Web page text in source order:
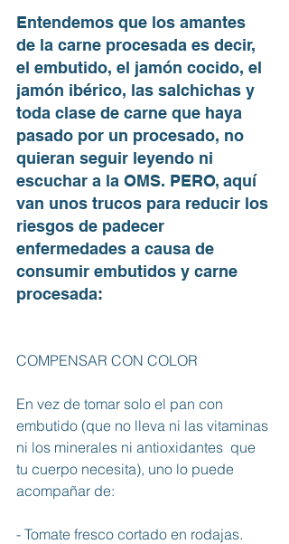
Entendemos que los amantes
de la carne procesada es decir,
el embutido, el jamón cocido, el
jamón ibérico, las salchichas y
toda clase de carne que haya
pasado por un procesado, no
quieran seguir leyendo ni
escuchar a la OMS. PERO, aquí
van unos trucos para reducir los
riesgos de padecer
enfermedades a causa de
consumir embutidos y carne
procesada:
COMPENSAR CON COLOR
En vez de tomar solo el pan con
embutido (que no lleva ni las vitaminas
ni los minerales ni antioxidantes  que
tu cuerpo necesita), uno lo puede
acompañar de:
- Tomate fresco cortado en rodajas.